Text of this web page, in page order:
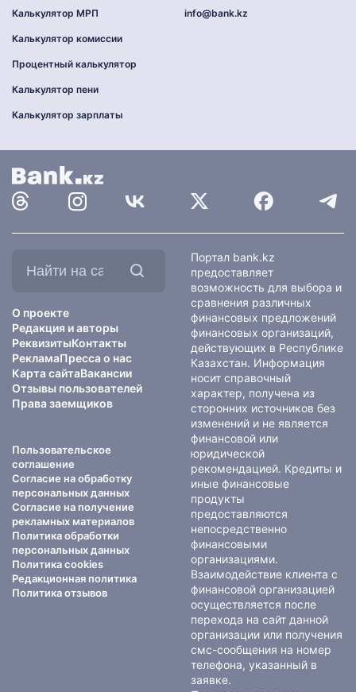
Калькулятор МРП
Калькулятор комиссии
Процентный калькулятор
Калькулятор пени
Калькулятор зарплаты
info@bank.kz
О проекте
Редакция и авторы
РеквизитыКонтакты
РекламаПресса о нас
Карта сайтаВакансии
Отзывы пользователей
Права заемщиков
Пользовательское
соглашение
Согласие на обработку
персональных данных
Согласие на получение
рекламных материалов
Политика обработки
персональных данных
Политика cookies
Редакционная политика
Политика отзывов
Портал bank.kz
предоставляет
возможность для выбора и
сравнения различных
финансовых предложений
финансовых организаций,
действующих в Республике
Казахстан. Информация
носит справочный
характер, получена из
сторонних источников без
изменений и не является
финансовой или
юридической
рекомендацией. Кредиты и
иные финансовые
продукты
предоставляются
непосредственно
финансовыми
организациями.
Взаимодействие клиента с
финансовой организацией
осуществляется после
перехода на сайт данной
организации или получения
смс-сообщения на номер
телефона, указанный в
заявке.